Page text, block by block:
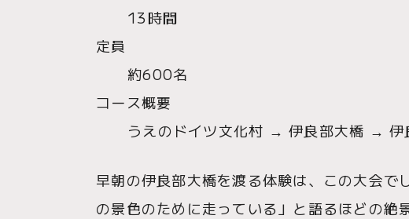
13時間
定員
約600名
コース概要
うえのドイツ文化村 → 伊良部大橋 →
早朝の伊良部大橋を渡る体験は、この大会
の景色のために走っている」と語るほどの絶